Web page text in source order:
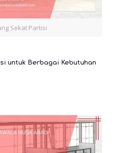
Sekat Partisi
untuk Berbagai Kebutuhan